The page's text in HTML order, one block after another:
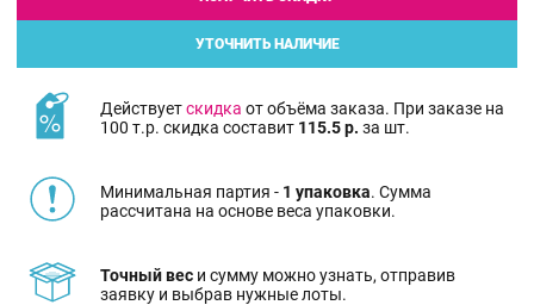
УТОЧНИТЬ НАЛИЧИЕ
Действуетскидка от объёма заказа. При заказе на
100 т.р. скидка составит 115.5 р. за шт.
Минимальная партия - 1 упаковка. Сумма
рассчитана на основе веса упаковки.
Точный вес и сумму можно узнать, отправив
заявку и выбрав нужные лоты.